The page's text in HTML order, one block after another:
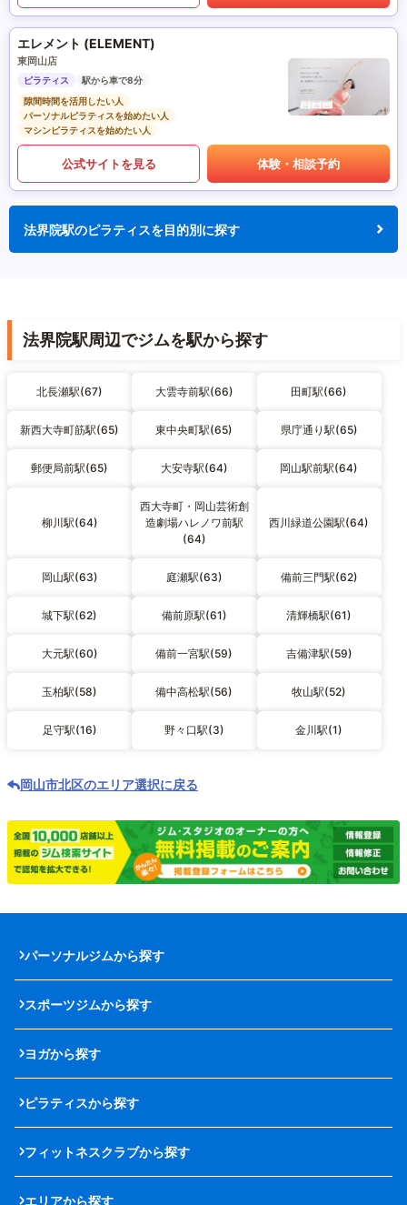
エレメント (ELEMENT)
東岡山店
ピラティス
駅から車で8分
隙間時間を活用したい人
パーソナルピラティスを始めたい人
マシンピラティスを始めたい人
公式サイトを見る 体験・相談予約
法界院駅のピラティスを目的別に探す
法界院駅周辺でジムを駅から探す
北長瀬駅(67) 大雲寺前駅(66) 田町駅(66)
新西大寺町筋駅(65) 東中央町駅(65) 県庁通り駅(65)
郵便局前駅(65) 大安寺駅(64) 岡山駅前駅(64)
柳川駅(64)
西大寺町・岡山芸術創
造劇場ハレノワ前駅
(64)
西川緑道公園駅(64)
岡山駅(63) 庭瀬駅(63) 備前三門駅(62)
城下駅(62) 備前原駅(61) 清輝橋駅(61)
大元駅(60) 備前一宮駅(59) 吉備津駅(59)
玉柏駅(58) 備中高松駅(56) 牧山駅(52)
足守駅(16) 野々口駅(3) 金川駅(1)
岡山市北区のエリア選択に戻る
パーソナルジムから探す
スポーツジムから探す
ヨガから探す
ピラティスから探す
フィットネスクラブから探す
エリアから探す